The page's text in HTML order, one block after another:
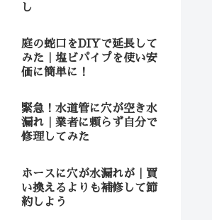
し
庭の蛇口をDIYで延長して
みた｜塩ビパイプを使い安
価に簡単に！
緊急！水道管に穴が空き水
漏れ｜業者に頼らず自分で
修理してみた
ホースに穴が水漏れが｜買
い換えるよりも補修して節
約しよう